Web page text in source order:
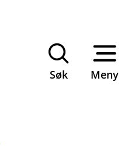
Søk Meny